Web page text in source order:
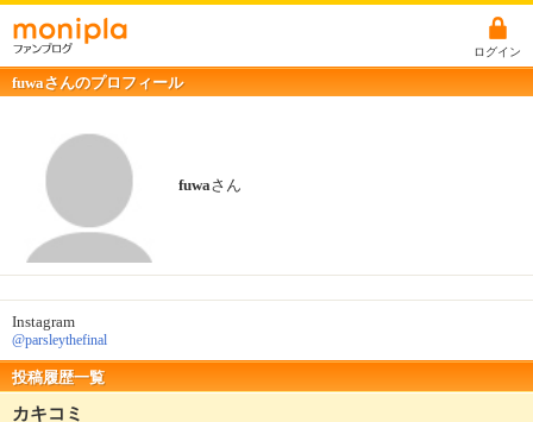
ログイン
fuwaさんのプロフィール
fuwaさん
Instagram
@parsleythefinal
投稿履歴一覧
カキコミ